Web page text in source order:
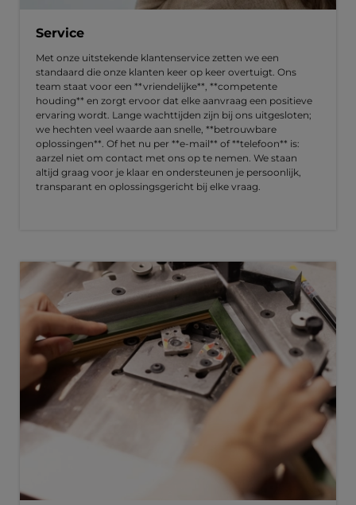
Service
Met onze uitstekende klantenservice zetten we een
standaard die onze klanten keer op keer overtuigt. Ons
team staat voor een **vriendelijke**, **competente
houding** en zorgt ervoor dat elke aanvraag een positieve
ervaring wordt. Lange wachttijden zijn bij ons uitgesloten;
we hechten veel waarde aan snelle, **betrouwbare
oplossingen**. Of het nu per **e-mail** of **telefoon** is:
aarzel niet om contact met ons op te nemen. We staan
altijd graag voor je klaar en ondersteunen je persoonlijk,
transparant en oplossingsgericht bij elke vraag.